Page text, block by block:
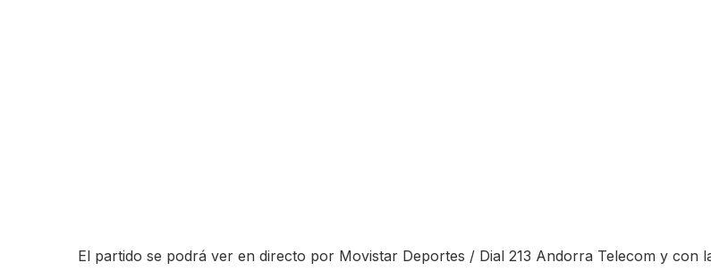
El partido se podrá ver en directo por Movistar Deportes / Dial 213 Andorra Telecom y con